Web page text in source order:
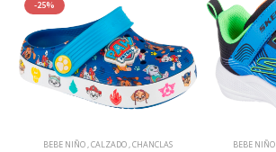
-25%
BEBE NIÑO,CALZADO,CHANCLAS
BEBE NIÑO